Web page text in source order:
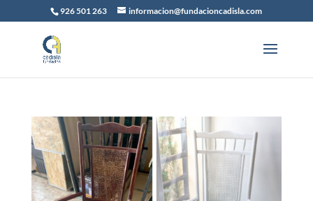
926 501 263 informacion@fundacioncadisla.com